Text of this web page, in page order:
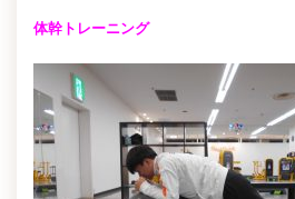
体幹トレーニング